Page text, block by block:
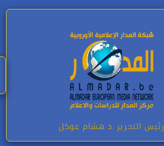
رئيس التحرير .د هشام عوكل